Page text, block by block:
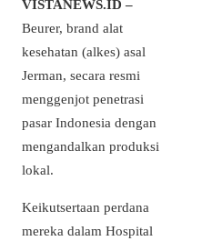
VISTANEWS.ID –
Beurer, brand alat
kesehatan (alkes) asal
Jerman, secara resmi
menggenjot penetrasi
pasar Indonesia dengan
mengandalkan produksi
lokal.
Keikutsertaan perdana
mereka dalam Hospital